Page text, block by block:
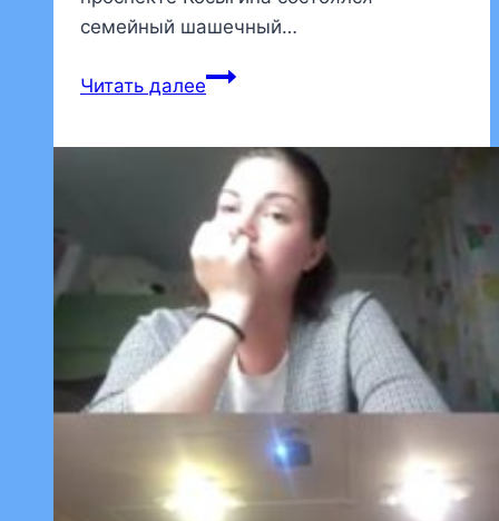
семейный шашечный…
Читать далееПрихожане
участие
семейном
шашечном
турнире